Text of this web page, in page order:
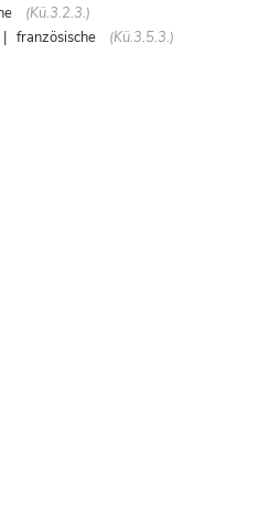
(Kü.3.2.3.)
| französische
(Kü.3.5.3.)